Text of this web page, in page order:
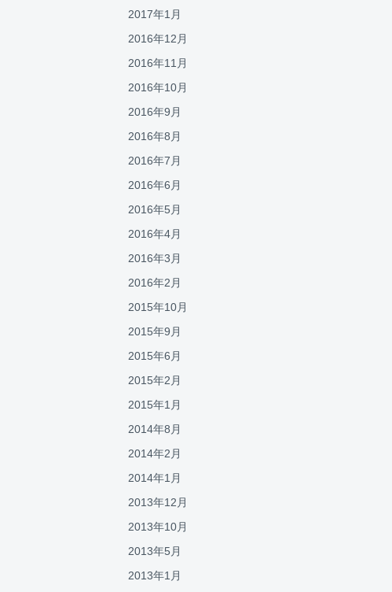
2017年1月
2016年12月
2016年11月
2016年10月
2016年9月
2016年8月
2016年7月
2016年6月
2016年5月
2016年4月
2016年3月
2016年2月
2015年10月
2015年9月
2015年6月
2015年2月
2015年1月
2014年8月
2014年2月
2014年1月
2013年12月
2013年10月
2013年5月
2013年1月